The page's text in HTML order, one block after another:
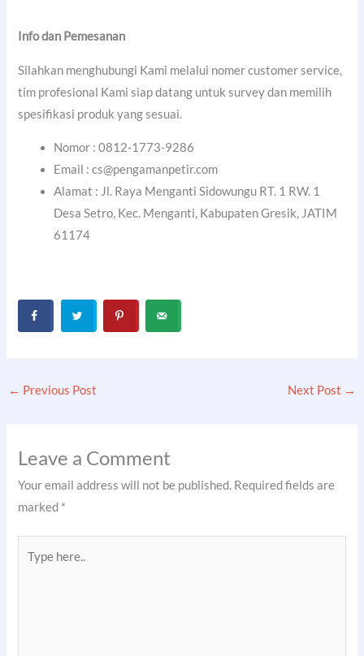
Info dan Pemesanan
Silahkan menghubungi Kami melalui nomer customer service,
tim profesional Kami siap datang untuk survey dan memilih
spesifikasi produk yang sesuai.
Nomor : 0812-1773-9286
Email : cs@pengamanpetir.com
Alamat : Jl. Raya Menganti Sidowungu RT. 1 RW. 1
Desa Setro, Kec. Menganti, Kabupaten Gresik, JATIM
61174
← Previous Post Next Post →
Leave a Comment
Your email address will not be published. Required fields are
marked *
here..